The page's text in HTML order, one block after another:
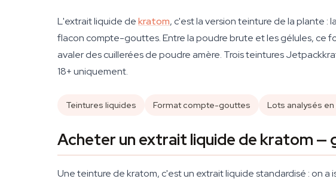
L'extrait liquide dekratom, c'est la version teinture de la plante :
flacon compte-gouttes. Entre la poudre brute et les gélules, ce
avaler des cuillerées de poudre amère. Trois teintures
18+ uniquement.
Teintures liquides Format compte-gouttes Lots analysés
Acheter un extrait liquide de kratom —
Une teinture de kratom, c'est un extrait liquide standardisé : on a